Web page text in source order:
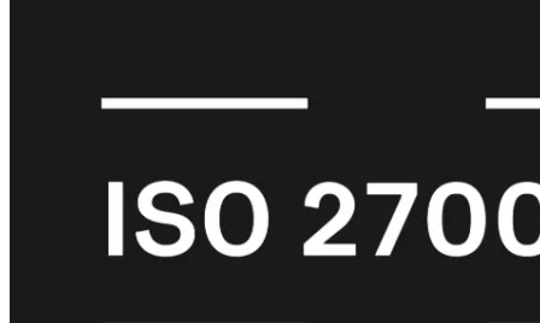
Service
Alles
bekijken
FortiCareSecurity